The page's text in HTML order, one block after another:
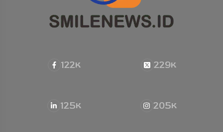
122K 229K
125K 205K